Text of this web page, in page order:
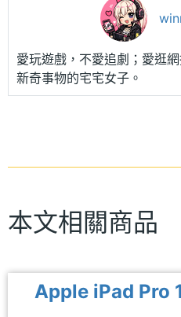
愛玩遊戲，不愛追劇；愛逛
新奇事物的宅宅女子。
本文相關商品
Apple iPad Pro